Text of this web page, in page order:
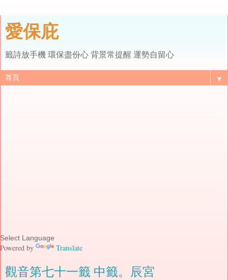
愛保庇
籤詩放手機 環保盡份心 背景常提醒 運勢自留心
▼
Powered by Translate
觀音第七十一籤 中籤。辰宮